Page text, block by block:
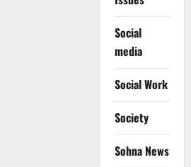
Social
media
Social Work
Society
Sohna News